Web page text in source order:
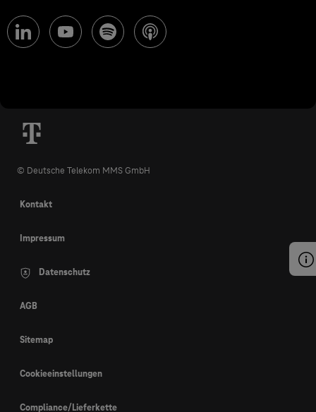
© Deutsche Telekom MMS GmbH
Kontakt
Impressum
Datenschutz
AGB
Sitemap
Cookieeinstellungen
Compliance/Lieferkette